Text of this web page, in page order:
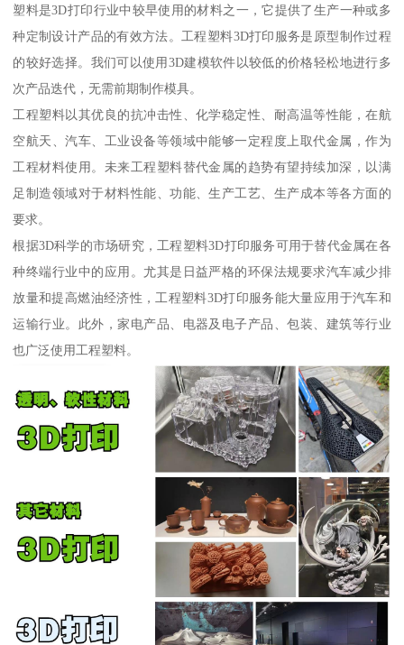
塑料是3D打印行业中较早使用的材料之一，它提供了生产一种或多
种定制设计产品的有效方法。工程塑料3D打印服务是原型制作过程
的较好选择。我们可以使用3D建模软件以较低的价格轻松地进行多
次产品迭代，无需前期制作模具。
工程塑料以其优良的抗冲击性、化学稳定性、耐高温等性能，在航
空航天、汽车、工业设备等领域中能够一定程度上取代金属，作为
工程材料使用。未来工程塑料替代金属的趋势有望持续加深，以满
足制造领域对于材料性能、功能、生产工艺、生产成本等各方面的
要求。
根据3D科学的市场研究，工程塑料3D打印服务可用于替代金属在各
种终端行业中的应用。尤其是日益严格的环保法规要求汽车减少排
放量和提高燃油经济性，工程塑料3D打印服务能大量应用于汽车和
运输行业。此外，家电产品、电器及电子产品、包装、建筑等行业
也广泛使用工程塑料。